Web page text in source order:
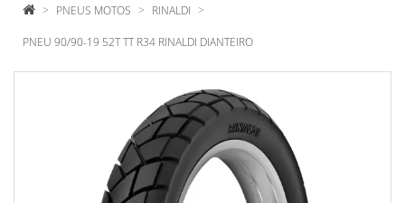
PNEUS MOTOS RINALDI
PNEU 90/90-19 52T TT R34 RINALDI DIANTEIRO